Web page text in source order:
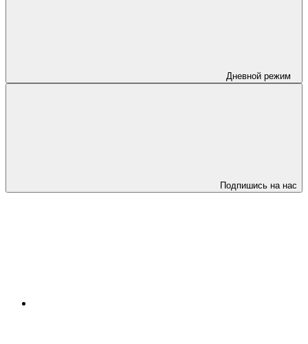
Дневной режим
Подпишись на нас